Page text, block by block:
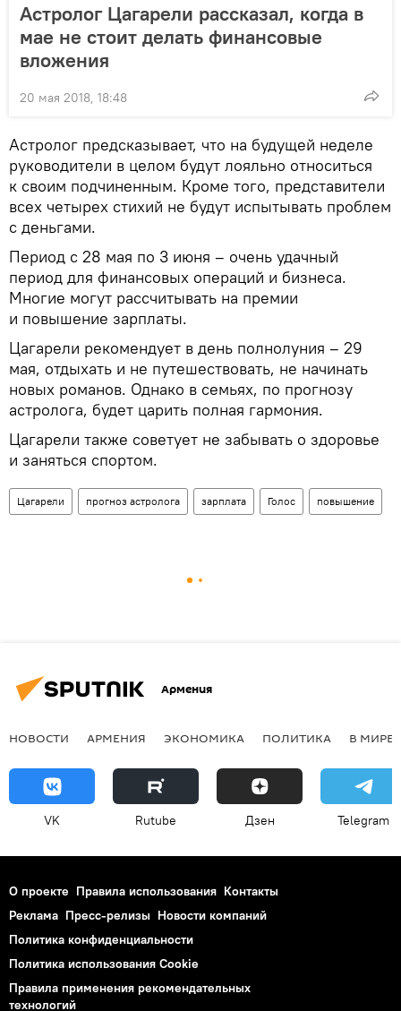
Астролог Цагарели рассказал, когда в
мае не стоит делать финансовые
вложения
20 мая 2018, 18:48
Астролог предсказывает, что на будущей неделе
руководители в целом будут лояльно относиться
к своим подчиненным. Кроме того, представители
всех четырех стихий не будут испытывать проблем
с деньгами.
Период с 28 мая по 3 июня – очень удачный
период для финансовых операций и бизнеса.
Многие могут рассчитывать на премии
и повышение зарплаты.
Цагарели рекомендует в день полнолуния – 29
мая, отдыхать и не путешествовать, не начинать
новых романов. Однако в семьях, по прогнозу
астролога, будет царить полная гармония.
Цагарели также советует не забывать о здоровье
и заняться спортом.
Цагарели прогноз астролога зарплата Голос повышение
Армения
НОВОСТИ АРМЕНИЯ ЭКОНОМИКА ПОЛИТИКА В МИРЕ
VK Rutube Дзен Telegram
О проекте Правила использования Контакты
Реклама Пресс-релизы Новости компаний
Политика конфиденциальности
Политика использования Cookie
Правила применения рекомендательных
технологий